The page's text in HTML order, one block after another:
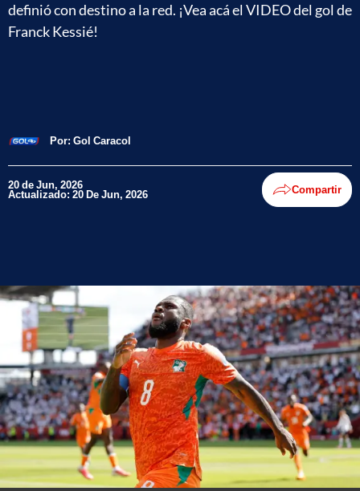
definió con destino a la red. ¡Vea acá el VIDEO del gol de
Franck Kessié!
Por: Gol Caracol
20 de Jun, 2026
Actualizado: 20 De Jun, 2026 Compartir